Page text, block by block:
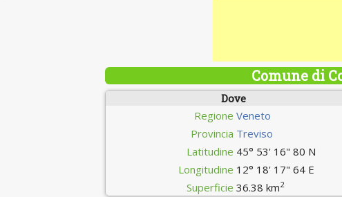
Comune di
Dove
Regione Veneto
Provincia Treviso
Latitudine 45° 53' 16" 80 N
Longitudine 12° 18' 17" 64 E
Superficie 36.38 km2